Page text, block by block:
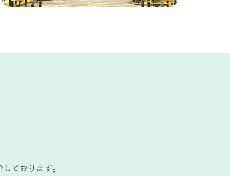
ております。